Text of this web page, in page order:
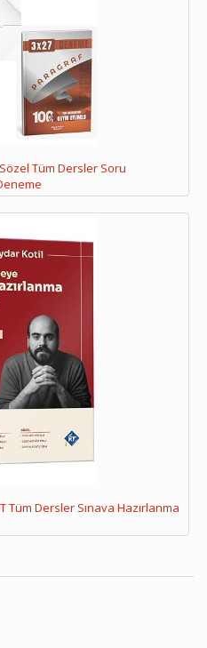
Sözel Tüm Dersler Soru
Tüm Dersler Sınava Hazırlanma